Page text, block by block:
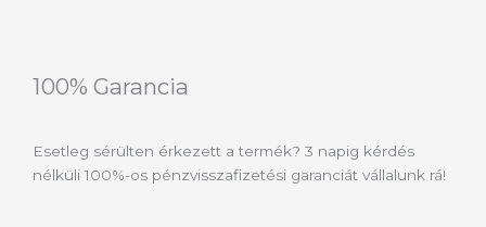
100% Garancia
Esetleg sérülten érkezett a termék? 3 napig kérdés
nélküli 100%-os pénzvisszafizetési garanciát vállalunk rá!